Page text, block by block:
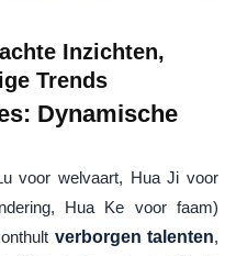
Inzichten,
Trends
Dynamische
voor welvaart, Hua Ji voor
Hua Ke voor faam)
verborgen talenten,